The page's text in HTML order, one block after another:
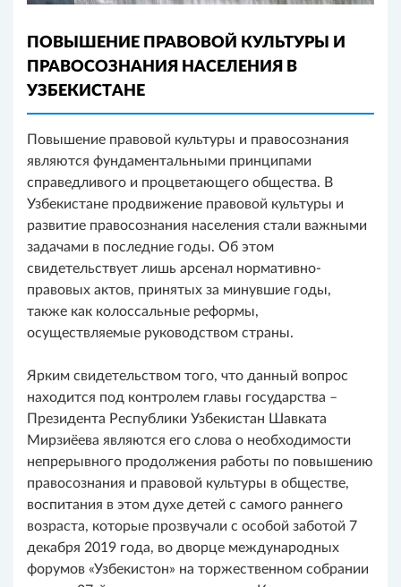
ПОВЫШЕНИЕ ПРАВОВОЙ КУЛЬТУРЫ И
ПРАВОСОЗНАНИЯ НАСЕЛЕНИЯ В
УЗБЕКИСТАНЕ
Повышение правовой культуры и правосознания
являются фундаментальными принципами
справедливого и процветающего общества. В
Узбекистане продвижение правовой культуры и
развитие правосознания населения стали важными
задачами в последние годы. Об этом
свидетельствует лишь арсенал нормативно-
правовых актов, принятых за минувшие годы,
также как колоссальные реформы,
осуществляемые руководством страны.
Ярким свидетельством того, что данный вопрос
находится под контролем главы государства –
Президента Республики Узбекистан Шавката
Мирзиёева являются его слова о необходимости
непрерывного продолжения работы по повышению
правосознания и правовой культуры в обществе,
воспитания в этом духе детей с самого раннего
возраста, которые прозвучали с особой заботой 7
декабря 2019 года, во дворце международных
форумов «Узбекистон» на торжественном собрании